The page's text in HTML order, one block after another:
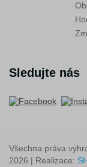
Sledujte nás
Všechna práva
2026 | Realizace: